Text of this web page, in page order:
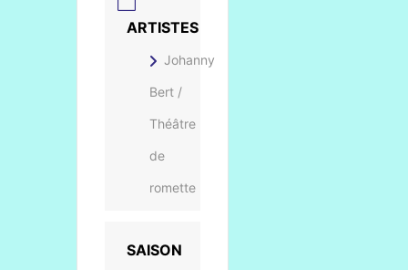
ARTISTES
Johanny
Bert /
Théâtre
de
romette
SAISON